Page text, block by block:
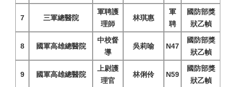
7 三軍總醫院
軍聘護
理師
林琪惠
軍
聘
國防部獎
狀乙幀
8 國軍高雄總醫院
中校督
導
吳莉喻 N47
國防部獎
狀乙幀
9 國軍高雄總醫院
上尉護
理官
林俐伶 N59
國防部獎
狀乙幀